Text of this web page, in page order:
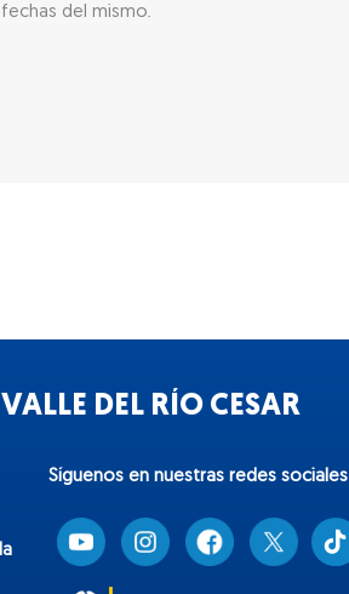
del mismo.
DEL RÍO CESAR
Síguenos en nuestras redes sociales
T
i
k